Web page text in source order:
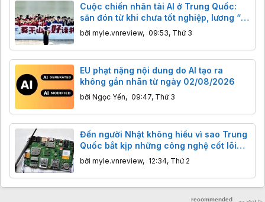
Cuộc chiến nhân tài AI ở Trung Quốc:
săn đón từ khi chưa tốt nghiệp, lương “x”
16 lần
bởi myle.vnreview, 09:53, Thứ 3
EU phạt nặng nội dung do AI tạo ra
không gắn nhãn từ ngày 02/08/2026
bởi Ngọc Yến, 09:47, Thứ 3
Đến người Nhật không hiểu vì sao Trung
Quốc bắt kịp những công nghệ cốt lõi
của họ nhanh như vậy?
bởi myle.vnreview, 12:34, Thứ 2